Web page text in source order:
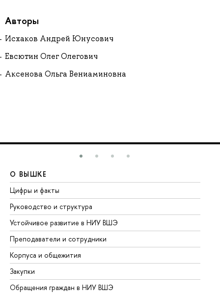
Авторы
Исхаков Андрей Юнусович
Евсютин Олег Олегович
Аксенова Ольга Вениаминовна
О ВЫШКЕ
Цифры и факты
Руководство и структура
Устойчивое развитие в НИУ ВШЭ
Преподаватели и сотрудники
Корпуса и общежития
Закупки
Обращения граждан в НИУ ВШЭ